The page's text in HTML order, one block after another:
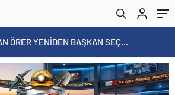
ATAKAN ÖRER YENİDEN BAŞKAN SEÇİLDİ